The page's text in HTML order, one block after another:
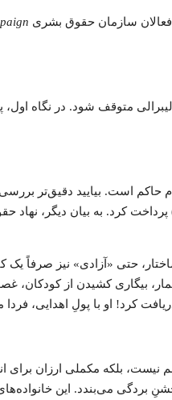
حاکم است. بیایید دقیق‌تر
پرداخت کرد. به بیان دیگر،
حتی «آزادی» نیز صرفاً
اینجا مالک کوره) صورت گیرد. ارباب به دلیل
کرد! او با پولِ اهدایی،
بلکه مکملی ارزان
بردگی می‌بندد. این